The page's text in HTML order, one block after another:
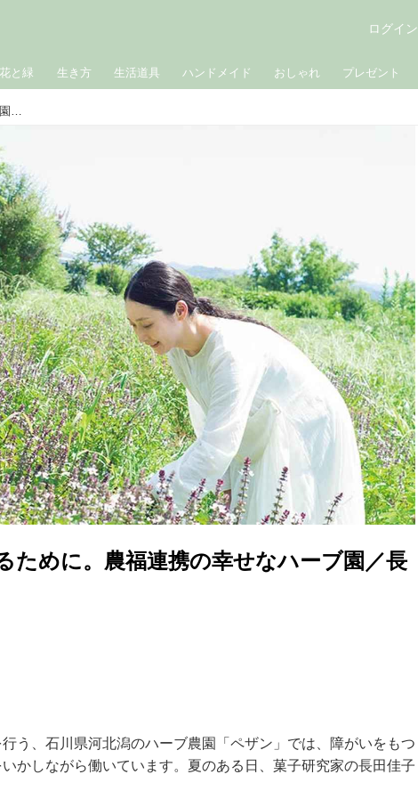
花と緑 生き方 生活道具 ハンドメイド おしゃれ プレゼント
ログイン
差別のない社会をつくるために。農福連携の幸せなハーブ園／長田佳子さん
ために。農福連携の幸せなハーブ園／長
う、石川県河北潟のハーブ農園「ペザン」では、障がいをもつ
かしながら働いています。夏のある日、菓子研究家の長田佳子